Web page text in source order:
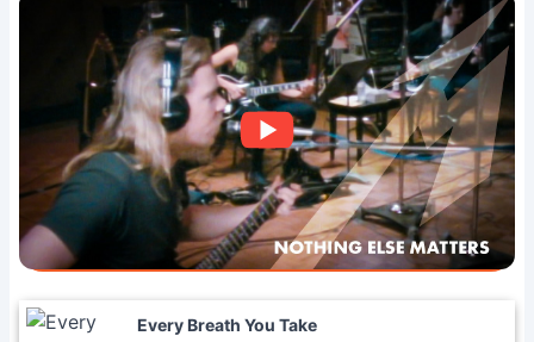
Every Breath You Take